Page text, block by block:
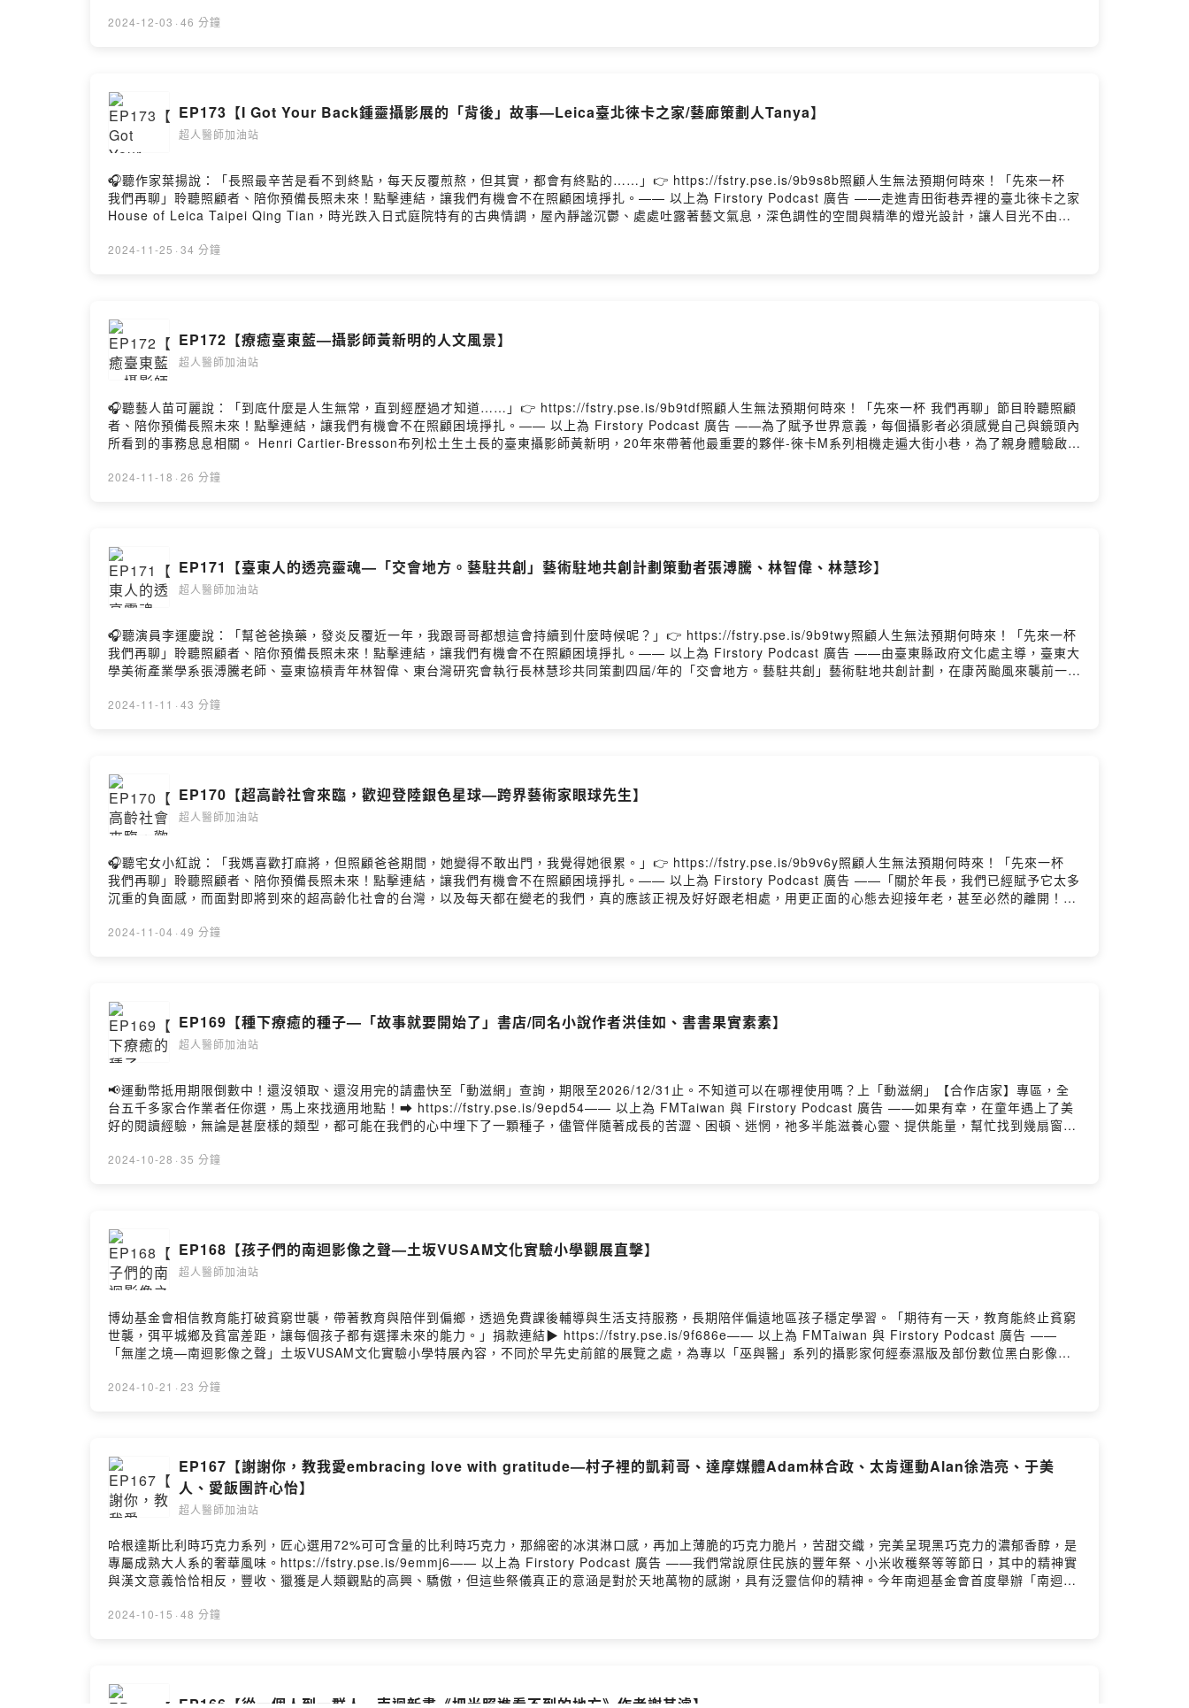
https://open.firstory.me/user/cl73y6hzl07i101xo11ns0kuc/comments主持人：柴油小姐阿南、超人醫師加油站錄音：巴賴Balai後製：巴賴Balai製作：醫療財團
Nakaw Putun、王玉萍將「地震」為主題，邀請知名地震學者馬國鳳共同策劃2024花蓮PALAFANG跳浪藝術節，「星球爆裂觀測」--意旨以經常發生地震的板塊交界
震波紋圖成為主視覺。07:36 台灣人一生至少經歷一次大地震。當代藝術展覽主題選擇當代、當下最關注的議題。09:59 在科學理性與藝術感性之間找到更有力量面對
未來生活的可能性11:01 藝術節小冊內容為台灣地震研究，深入淺出地認識地震。MiDAS米崙地震工作站是世界級觀測站。正視威脅才有可能尋求對策。13:59 以光纖
探測到的地震波紋圖，讓科學家與藝術家不禁驚嘆「太美了」，成為藝術節主視覺。16:20 米崙斷層帶為地表最活躍的斷層帶之一。首創以穿過斷層帶的光纖技術探測
地震。MiDAS米崙地震工作站為全球獨有的在陸地上即能監測隱沒帶的地震行為，實驗研究成本亦較海洋觀測站大幅降低。18:46 雖地處斷層帶，但也因而「幸運地」
政作品〈地震博物館〉，讓人驚呼是考古博物館還是美術館？結合原民神話發展的複合獸，藉由藝術工作坊與災區居民共創，如出土文物般的形貌呈現災難記憶。
25:55 Iyo Kacae戶外大型裝置作品〈生命的穿透力〉，踏查太魯閣峽谷時看到崩塌山壁中尚存的樹根有所感。27:29 8個衛星站展場，包含21組藝術家的作品，如精
神環境破裂修補救援站，提供心靈出口的第三空間 (the third place)，包含地震工作站的走讀行程，藝術家的地震寫生記錄/行動等。30:05 策展前期田調記錄縱谷與
園小朋友搭跳浪巴士來看展覽。建立在斷層帶上成長的孩子的人文記憶。34:51 花蓮人自己就是一座地震身體觀測站。36:23 花蓮鄰居台東面臨風災後的影響，許多人
PALAFANG跳浪藝術節《把光照進看不到的地方：超人醫師徐超斌 × 南迴基金會以行動醫療點亮偏鄉》新書書訊
https://www.bookrep.com.tw/activeimg/edm/2024/4141SLMF/請記得為我們「加油」(贊助)，讓我們的創作繼續下去
~https://open.firstory.me/join/4141superman每周一更新寫信給我 service@4141.org.tw留言告訴我們對這一集的想法
https://open.firstory.me/user/cl73y6hzl07i101xo11ns0kuc/comments主持人：柴油小姐阿南來賓：跳浪藝術節策展人Nakaw Putun、王玉萍錄音：巴賴Balai後
Balai〈種下希望的聲音〉－巴賴Balai〈反覆的新芽〉－巴賴Balai〈風Vali〉結尾曲－巴賴BalaiPowered by Firstory Hosting
2024-12-03 · 46 分鐘
EP173【I Got Your Back鍾靈攝影展的「背後」故事—Leica臺北徠卡之家/藝廊策劃人Tanya】
超人醫師加油站
🎧聽作家葉揚說：「長照最辛苦是看不到終點，每天反覆煎熬，但其實，都會有終點的……」👉 https://fstry.pse.is/9b9s8b照顧人生無法預期何時來！「先來一杯
我們再聊」聆聽照顧者、陪你預備長照未來！點擊連結，讓我們有機會不在照顧困境掙扎。—— 以上為 Firstory Podcast 廣告 ——走進青田街巷弄裡的臺北徠卡之家
House of Leica Taipei Qing Tian，時光跌入日式庭院特有的古典情調，屋內靜謐沉鬱、處處吐露著藝文氣息，深色調性的空間與精準的燈光設計，讓人目光不由地
品，訴說著生命中成就彼此與創作背後的支持者的故事，發跡在臺的藝術家希望此次展覽回饋臺灣，而這份心意正與徠卡百年來投注企業社會責任的方向一致，很幸運
藝廊，在總部藝廊工作40年到退休的員工。08:48 德國製造的品質意味著講求完美的態度。遵照傳統建築工法修復台北徠卡之家的古蹟建築。光是為了等到完美設計圖
與材料便超過半年。11:00 2025年徠卡藝廊即將邁入100周年，推動奧斯卡．巴納克攝影獎(LOBA)影像藝術獎，重視具有人文關懷內涵的創作概念，鼓勵30歲以下的
青年藝術家。每年相機拍賣會收益捐助慈善。14:29 馬來西亞攝影師Zhong Lin與台北徠卡之家共同為公益目標合作16:27 鍾靈是在台灣發跡的時尚攝影師，作品常見
《 Vogue》、《GQ》等國際雜誌，辦展回饋台灣。17:22 《I Got Your Back》 攝影特展創作理念，向藝術家與作品背後的支持者致意，希望成為彼此背後的支持者
旅行，勇敢實現夢想、綻放生命光彩。22:37 受傷截肢的極限運動員為撫慰父親，畫面呈現充滿信心與勇氣的力量。超人醫師也曾受到病人鼓舞，重新執起手術刀，單
手為病人開刀。26:32 蘭花背部畫面充滿生命力的意涵，藝術家提出一體兩面的正向思考。Zhong Lin鍾靈 《I Got Your Back》 攝影特展時間:即日起至12月16日
10:00am.-19:00pm.地點: 台北徠卡之家/藝廊(台北市青田街6巷3號)《把光照進看不到的地方：超人醫師徐超斌 × 南迴基金會以行動醫療點亮偏鄉》新書書訊
~https://open.firstory.me/join/4141superman每周一更新寫信給我 service@4141.org.tw留言告訴我們對這一集的想法
2024-11-25 · 34 分鐘
EP172【療癒臺東藍—攝影師黃新明的人文風景】
超人醫師加油站
🎧聽藝人苗可麗說：「到底什麼是人生無常，直到經歷過才知道……」👉 https://fstry.pse.is/9b9tdf照顧人生無法預期何時來！「先來一杯 我們再聊」節目聆聽照顧
者、陪你預備長照未來！點擊連結，讓我們有機會不在照顧困境掙扎。—— 以上為 Firstory Podcast 廣告 ——為了賦予世界意義，每個攝影者必須感覺自己與鏡頭內
所看到的事務息息相關。 Henri Cartier-Bresson布列松土生土長的臺東攝影師黃新明，20年來帶著他最重要的夥伴-徠卡M系列相機走遍大街小巷，為了親身體驗啟蒙
者呼吸情感的連動，這份息息相關的感受正是藝術創作者對世界所表達的意義，如同黃新明將對紀實攝影創作的熱情，投注在家鄉臺東的畫面之中，而最近的「臺東藍
環境氛圍的關聯性，有如音樂的即興合作13:50 著迷於有溫度、故事性、人與人互動的情感與氛圍感，不只是客觀紀錄現場15:25 偏好黑白影像的色調、層次16:21
「臺東藍調」攝影展以藍曬圖/氰版顯影技術，以負片影像加上普魯士藍色調Prussian blue詮釋臺東人文風景19:14 黃新明將藍曬顯影畫面呈現出帶有版畫、水彩畫的
藝術繪畫風格，也充滿人文況味的懷舊情調「臺東藍調」黃新明攝影展時間:即日起至11月28日(每周二休館)地點:國立臺東生活美學館《把光照進看不到的地方：超人
醫師徐超斌 × 南迴基金會以行動醫療點亮偏鄉》新書書訊https://www.bookrep.com.tw/activeimg/edm/2024/4141SLMF/請記得為我們「加油」(贊助)，讓我們的
https://open.firstory.me/user/cl73y6hzl07i101xo11ns0kuc/comments主持人：柴油小姐阿南來賓：攝影師黃新明錄音：巴賴Balai後製：巴賴Balai製作：醫療財
團法人南迴基金會本集音樂:〈超人之歌〉－毛恩足/李常磊〈種下期待的聲音〉－巴賴Balai〈mornign〉－巴賴Balai〈風Vali〉結尾曲－巴賴BalaiPowered by
Firstory Hosting
2024-11-18 · 26 分鐘
EP171【臺東人的透亮靈魂—「交會地方。藝駐共創」藝術駐地共創計劃策動者張溥騰、林智偉、林慧珍】
超人醫師加油站
🎧聽演員李運慶說：「幫爸爸換藥，發炎反覆近一年，我跟哥哥都想這會持續到什麼時候呢？」👉 https://fstry.pse.is/9b9twy照顧人生無法預期何時來！「先來一杯
我們再聊」聆聽照顧者、陪你預備長照未來！點擊連結，讓我們有機會不在照顧困境掙扎。—— 以上為 Firstory Podcast 廣告 ——由臺東縣政府文化處主導，臺東大
學美術產業學系張溥騰老師、臺東協槓青年林智偉、東台灣研究會執行長林慧珍共同策劃四屆/年的「交會地方。藝駐共創」藝術駐地共創計劃，在康芮颱風來襲前一天
讓人看到臺東對藝術、創造力、地方學與生活感的重視，真正從土地、文化、生活裡長出來的美才是臺東人想要的「美術館」，而不能只是口號，也不只有藝術作品，
具備讓藝術家與社區民眾共創的企圖10:01 兩個月的駐村時間，先透過田調訪問去認識地方的議題、風土、地理、文化等。日本瀨戶內海藝術祭等國際知名的藝術展，
目的為透過藝術創作與串連，將日漸凋零的偏遠地區、離島活化。12:37 藝術行政的角色是協助藝術家與在地民眾之間的協調潤滑者，作品的完成更需要跟地方產生聯
結性，得到在地的幫助。15:25 有別於日本藝術祭以地方創生的經濟目的，臺東注重以藝術為主體性，著重過程。從臺東美術館開始以「大館帶小館」的概念，將資源
經驗分享帶領其他的小型地方館場、共同成長。18:43 今年執行第四年，已經累積出形象與能量，讓臺東各地的地方組織、藝術家們看到這個計劃的特殊性與趣味，參
劃。26:13 土坂部落是個魔法部落。雙人組藝術家李沛倫、陳昱蓁，與地方領路人故火工作室、友善店家、族人緊密生活融合的創作「種籽落地」。30:48 每個地方個
性不同，長濱烤茶地進駐的藝術家羅聿綺，透過食物語言 與行為藝術，讓民眾共同介入參與的作品「稻此」，民眾當下參與代表作品完成的瞬間。33:54 饒愛琴伊命
工作室是第一個由藝術家將生活與創作空間，提供給賴有豐作為基地，作品「沖積」以多物種的角度探討知本溼地如光電案等環境議題。36:54 駐村藝術家看見臺東人
醫師徐超斌 × 南迴基金會以行動醫療點亮偏鄉》新書書訊https://www.bookrep.com.tw/activeimg/edm/2024/4141SLMF/請記得為我們「加油」(贊助)，讓我們的
賴Balai〈風Vali〉結尾曲－巴賴BalaiPowered by Firstory Hosting
2024-11-11 · 43 分鐘
EP170【超高齡社會來臨，歡迎登陸銀色星球—跨界藝術家眼球先生】
超人醫師加油站
🎧聽宅女小紅說：「我媽喜歡打麻將，但照顧爸爸期間，她變得不敢出門，我覺得她很累。」👉 https://fstry.pse.is/9b9v6y照顧人生無法預期何時來！「先來一杯
我們再聊」聆聽照顧者、陪你預備長照未來！點擊連結，讓我們有機會不在照顧困境掙扎。—— 以上為 Firstory Podcast 廣告 ——「關於年長，我們已經賦予它太多
沉重的負面感，而面對即將到來的超高齡化社會的台灣，以及每天都在變老的我們，真的應該正視及好好跟老相處，用更正面的心態去迎接年老，甚至必然的離開！」
一段段美好的緣。」藝術家「眼球先生」剛從日本回來，開心地分享與當地長者共創的｢銀色星球｣計劃，在人吉市，一個連火車都已廢站了的小鎮，他將百歲的向岩女
被指責、阻止。自己要求參加寫生比賽、上美術班。06:50 從小就是個怪咖、立志長大當藝術家。畫畫為了情感抒發，表達看法，也是自我療癒的方式。08:54 多愁善
感的高敏感度兒童，小四時因為寫的生活周記太灰色，被老師約去看心理輔導。11:40 崇拜超現實主義畫家達利。風景寫生畫成全都是由各種器官、尤其眼球鋪陳的畫
面。旅行認路不靠地圖、方向感，而是靠畫面。15:00 自創「眼球愛星球」藝術品牌，用身體上最小的一顆(眼)球與世界最大的一顆(地)球對應。 睜一隻眼閉一隻眼的
理念，學習放過自己，用不同角度、態度看待世界。17:45 繪畫是跟自己獨處的關係，劇場則是人與人之間的橋樑。相信藝術天賦是為了影響與幫助別人的使命。
以高規格、真誠地創作態度對待每一位受訪者，得到「此生無憾」與感謝等等回饋。27:15 獨特怪誕的造型、肖像背後的意義，是一張張被藝術家閱讀成的靈魂肖像。
30:11 對抗3個癌症成功後，當上市議員為婦女權益發聲，她被化身成愛的世界裡戴著彩色冠的女王，完成的照片願做為告別式的遺像。33:03 關心超高齡化社會、孤
獨死等議題，將生活中關心的事情變成創作。 陪伴罹癌父親、日漸年邁的母親，面對與自己息息相關的老化、死亡等議題。35:24 藝術不只是提出問題，也可能解決
40:55 透過藝術認識他者的人生片段，分享/參與/共創。串起每一個孤單成為人生的畫面。42:39 11月23、24日在松菸舉辦「怪咖市集」，鼓勵原創、每個人心中都
https://open.firstory.me/user/cl73y6hzl07i101xo11ns0kuc/comments主持人：柴油小姐阿南來賓：藝術家眼球先生錄音：林孟萱後製：巴賴Balai製作：醫療財團
法人南迴基金會本集音樂:〈超人之歌〉－毛恩足/李常磊〈種下希望的聲音〉－巴賴Balai〈Time Train〉－巴賴Balai〈風Vali〉結尾曲－巴賴BalaiPowered by
Firstory Hosting
2024-11-04 · 49 分鐘
EP169【種下療癒的種子—「故事就要開始了」書店/同名小說作者洪佳如、書書果實素素】
超人醫師加油站
📢運動幣抵用期限倒數中！還沒領取、還沒用完的請盡快至「動滋網」查詢，期限至2026/12/31止。不知道可以在哪裡使用嗎？上「動滋網」【合作店家】專區，全
台五千多家合作業者任你選，馬上來找適用地點！➡️ https://fstry.pse.is/9epd54—— 以上為 FMTaiwan 與 Firstory Podcast 廣告 ——如果有幸，在童年遇上了美
好的閱讀經驗，無論是甚麼樣的類型，都可能在我們的心中埋下了一顆種子，儘管伴隨著成長的苦澀、困頓、迷惘，祂多半能滋養心靈、提供能量，幫忙找到幾扇窗、
負擔得起(二手)的好書、好物。本集是本年度與書書果實閱讀平台聯名製作的最後一集特輯，願閱讀成為故事的美好開始。01:28 【故事就要開始了】不只是青少年小
12:01 人生實難，當面對世界挑戰時，能從文學閱讀中獲得啟發/啟蒙/療癒的幸運15:02 「故事就要開始了」二手書店在台九線上位於知本一帶，專賣二手兒童文學繪
本、書籍跟衣物，是東大學生、小朋友聽故事與說故事的地方。17:57 素素開書店的理由是因為大人的禮物，一個沉浸在閱讀中的童年。書店提供一個沉靜的時空—第
三空間19:46 台東10萬多常住人口，擁有各式各樣、擁有不同性格的獨立書店21:14 【故事就要開始了】描述小學生歆歆與身在傳統書店的家庭，是佳如對台灣包含書
店等傳統產業的懷舊鄉愁。23:11 書店甚麼都賣、唯獨一樣東西不賣。身為嘉義孩子的佳如，對小時候新港文教基金會圖書禮券的美好記憶。整本書談的是大人小孩的
光照進看不到的地方】寫自2009年至今15年來、超人醫師與基金會之間的故事31:08 前衛生署署長、奇美醫院院長詹啟賢醫師，曾是徐超斌醫師在奇美急診科時期的
老闆，看著徐超斌醫師實現返鄉服務理念的過程。《把光照進看不到的地方：超人醫師徐超斌 × 南迴基金會以行動醫療點亮偏鄉》新書書訊
https://www.bookrep.com.tw/activeimg/edm/2024/4141SLMF/請記得為我們「加油」(贊助)，讓我們的創作繼續下去
https://open.firstory.me/user/cl73y6hzl07i101xo11ns0kuc/comments主持人：柴油小姐阿南來賓：「故事就要開始了」書店/同名小說作者洪佳如、書書果實素素
2024-10-28 · 35 分鐘
EP168【孩子們的南迴影像之聲—土坂VUSAM文化實驗小學觀展直擊】
超人醫師加油站
博幼基金會相信教育能打破貧窮世襲，帶著教育與陪伴到偏鄉，透過免費課後輔導與生活支持服務，長期陪伴偏遠地區孩子穩定學習。「期待有一天，教育能終止貧窮
世襲，弭平城鄉及貧富差距，讓每個孩子都有選擇未來的能力。」捐款連結▶️ https://fstry.pse.is/9f686e—— 以上為 FMTaiwan 與 Firstory Podcast 廣告 ——
「無崖之境—南迴影像之聲」土坂VUSAM文化實驗小學特展內容，不同於早先史前館的展覽之處，為專以「巫與醫」系列的攝影家何經泰濕版及部份數位黑白影像展
成為孩子們第一次在校園看展與錄音受訪的初體驗，VUSAM孩子們不僅觀察細膩、感受純粹，更對自己的傳統文化與祭儀精神充滿驕傲，這絕對是對策劃藝術展的我
這樣古典的手法拍攝2018年土坂五年祭，詩意的美感。17:07 「醫療的真諦在於感同身受」的影像感染力。土坂孩子為自己傳統文化的驕傲。《把光照進看不到的地
方：超人醫師徐超斌 × 南迴基金會以行動醫療點亮偏鄉》新書書訊https://www.bookrep.com.tw/activeimg/edm/2024/4141SLMF/請記得為我們「加油」(贊助)，
讓我們的創作繼續下去~https://open.firstory.me/join/4141superman每周一更新寫信給我 service@4141.org.tw留言告訴我們對這一集的想法
https://open.firstory.me/user/cl73y6hzl07i101xo11ns0kuc/comments主持人：柴油小姐阿南來賓：土坂VUSAM文化實驗小學學童錄音：巴賴Balai後製：巴賴
Hosting
2024-10-21 · 23 分鐘
EP167【謝謝你，教我愛embracing love with gratitude—村子裡的凱莉哥、達摩媒體Adam林合政、太肯運動Alan徐浩亮、于美
人、愛飯團許心怡】
超人醫師加油站
哈根達斯比利時巧克力系列，匠心選用72%可可含量的比利時巧克力，那綿密的冰淇淋口感，再加上薄脆的巧克力脆片，苦甜交織，完美呈現黑巧克力的濃郁香醇，是
專屬成熟大人系的奢華風味。https://fstry.pse.is/9emmj6—— 以上為 Firstory Podcast 廣告 ——我們常說原住民族的豐年祭、小米收穫祭等等節日，其中的精神實
與漢文意義恰恰相反，豐收、獵獲是人類觀點的高興、驕傲，但這些祭儀真正的意涵是對於天地萬物的感謝，具有泛靈信仰的精神。今年南迴基金會首度舉辦「南迴感
持者，為基金會與協會而辦的公益計畫—第一屆【超人醫生&300勇士公益路跑】、【一路平安最好事】公益餅乾活動，實現超人醫師從愛出發的理念，讓關懷服務有
認同超人醫師推動偏鄉教育、翻轉人生的理念10:06 奧運跳水金牌全紅蟬的勵志精神，同樣也是農村孩子的典範。徐醫師 捐出老家做第一間土坂方舟教室。小朋友下
課後有地方可去，指導作業、好好吃晚餐、學習運動或才藝、不再流連網咖。12:42 5間方舟教室一年需要4百萬的營運經費，透過線上與線下路跑賽收集愛心17:28 太
2024-10-15 · 48 分鐘